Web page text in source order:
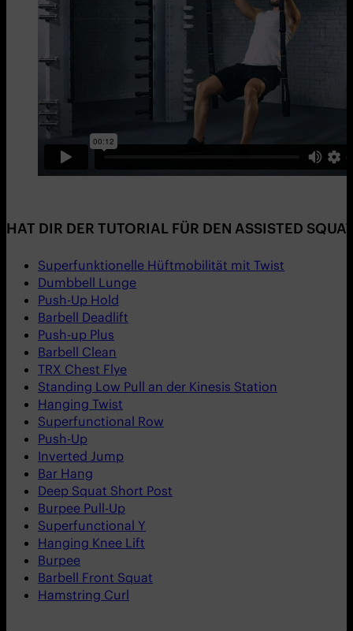
HAT DIR DER TUTORIAL FÜR DEN ASSISTED
Superfunktionelle Hüftmobilität mit Twist
Dumbbell Lunge
Push-Up Hold
Barbell Deadlift
Push-up Plus
Barbell Clean
TRX Chest Flye
Standing Low Pull an der Kinesis Station
Hanging Twist
Superfunctional Row
Push-Up
Inverted Jump
Bar Hang
Deep Squat Short Post
Burpee Pull-Up
Superfunctional Y
Hanging Knee Lift
Burpee
Barbell Front Squat
Hamstring Curl